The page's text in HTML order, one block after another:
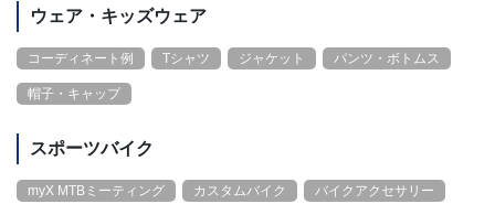
ウェア・キッズウェア
コーディネート例 Tシャツ ジャケット パンツ・ボトムス
帽子・キャップ
スポーツバイク
myX MTBミーティング カスタムバイク バイクアクセサリー